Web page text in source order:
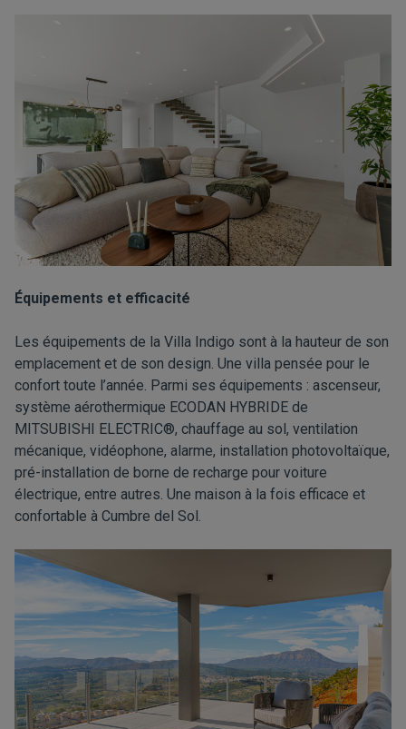
Équipements et efficacité
Les équipements de la Villa Indigo sont à la hauteur de son
emplacement et de son design. Une villa pensée pour le
confort toute l’année. Parmi ses équipements : ascenseur,
système aérothermique ECODAN HYBRIDE de
MITSUBISHI ELECTRIC®, chauffage au sol, ventilation
mécanique, vidéophone, alarme, installation photovoltaïque,
pré-installation de borne de recharge pour voiture
électrique, entre autres. Une maison à la fois efficace et
confortable à Cumbre del Sol.